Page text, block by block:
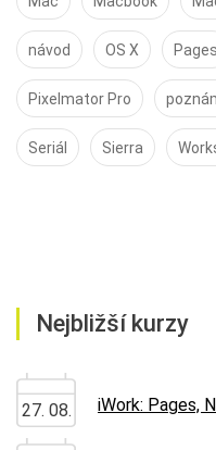
návod OS X Pages
Pixelmator Pro
Seriál Sierra
Nejbližší kurzy
27. 08. iWork: Pages,